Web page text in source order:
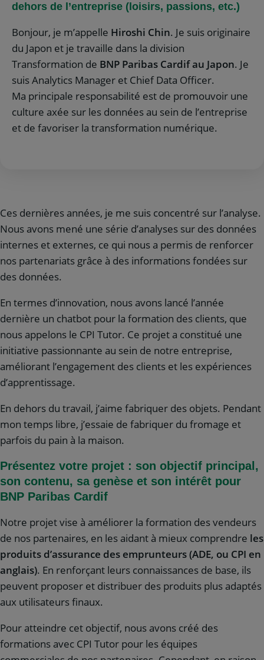
dehors de l’entreprise (loisirs, passions, etc.)
Bonjour, je m’appelle Hiroshi Chin. Je suis originaire
du Japon et je travaille dans la division
Transformation de BNP Paribas Cardif au Japon. Je
suis Analytics Manager et Chief Data Officer.
Ma principale responsabilité est de promouvoir une
culture axée sur les données au sein de l’entreprise
et de favoriser la transformation numérique.
Ces dernières années, je me suis concentré sur l’analyse.
Nous avons mené une série d’analyses sur des données
internes et externes, ce qui nous a permis de renforcer
nos partenariats grâce à des informations fondées sur
des données.
En termes d’innovation, nous avons lancé l’année
dernière un chatbot pour la formation des clients, que
nous appelons le CPI Tutor. Ce projet a constitué une
initiative passionnante au sein de notre entreprise,
améliorant l’engagement des clients et les expériences
d’apprentissage.
En dehors du travail, j’aime fabriquer des objets. Pendant
mon temps libre, j’essaie de fabriquer du fromage et
parfois du pain à la maison.
Présentez votre projet : son objectif principal,
son contenu, sa genèse et son intérêt pour
BNP Paribas Cardif
Notre projet vise à améliorer la formation des vendeurs
de nos partenaires, en les aidant à mieux comprendre les
produits d’assurance des emprunteurs (ADE, ou CPI en
anglais). En renforçant leurs connaissances de base, ils
peuvent proposer et distribuer des produits plus adaptés
aux utilisateurs finaux.
Pour atteindre cet objectif, nous avons créé des
formations avec CPI Tutor pour les équipes